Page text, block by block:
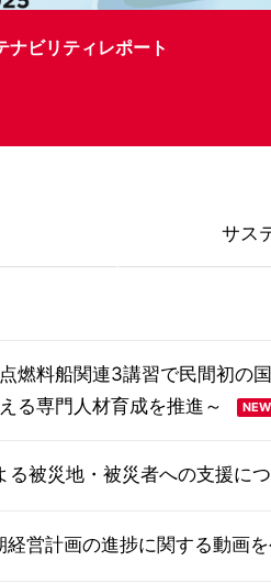
3月12日開催)個人投資家向け
サス
燃料船関連3講習で民間初の
る専門人材育成を推進～
る被災地・被災者への支援に
営計画の進捗に関する動画